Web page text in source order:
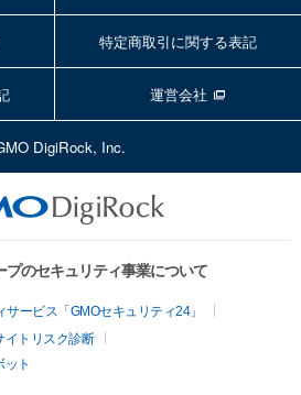
特定商取引に関する表記
運営会社
DigiRock, Inc.
のセキュリティ事業について
ービス「GMOセキュリティ24」
イトリスク診断
ット